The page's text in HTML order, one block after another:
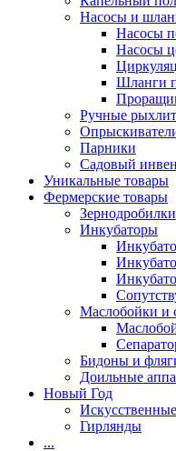
Насосы и
Насосы
Насосы
Шланги
Ручные
Парники
Садовый
Уникальные товары
Фермерские товары
Зернодробилки
Инкубаторы
Маслобойки и
Бидоны и
Доильные
Новый Год
Гирлянды
...